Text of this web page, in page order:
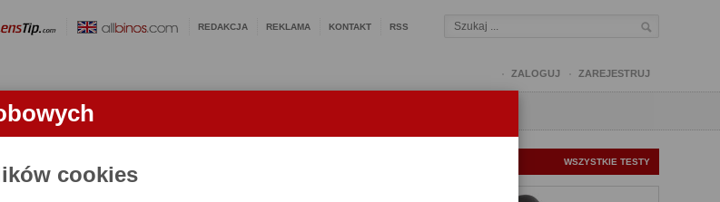
cookies
REDAKCJA REKLAMA KONTAKT RSS
ZALOGUJ ZAREJESTRUJ
LORNETKI
WSZYSTKIE TESTY